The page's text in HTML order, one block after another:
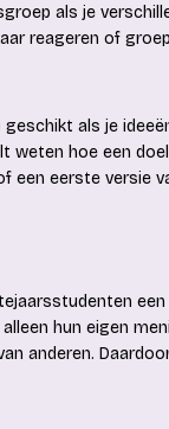
als je
reageren of
als je
weten hoe een
een eerste versie
hun eigen
anderen.